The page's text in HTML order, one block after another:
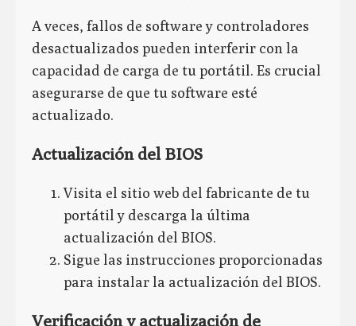
A veces, fallos de software y controladores
desactualizados pueden interferir con la
capacidad de carga de tu portátil. Es crucial
asegurarse de que tu software esté
actualizado.
Actualización del BIOS
Visita el sitio web del fabricante de tu
portátil y descarga la última
actualización del BIOS.
Sigue las instrucciones proporcionadas
para instalar la actualización del BIOS.
Verificación y actualización de